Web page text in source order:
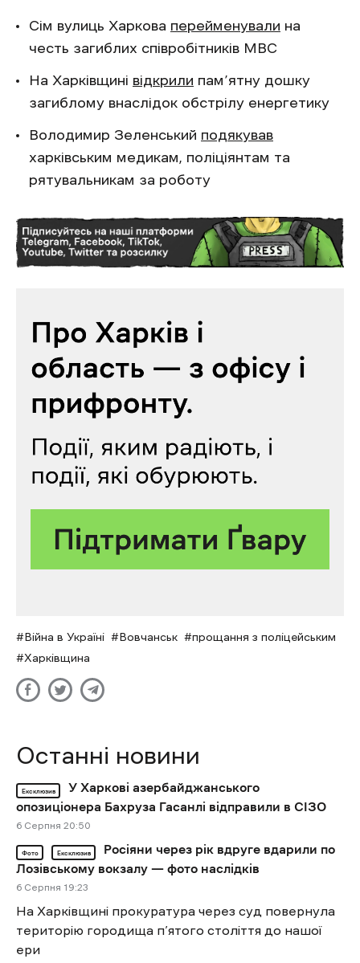
Сім вулиць Харкова перейменували на
честь загиблих співробітників МВС
На Харківщині відкрили пам’ятну дошку
загиблому внаслідок обстрілу енергетику
Володимир Зеленський подякував
харківським медикам, поліціянтам та
рятувальникам за роботу
Війна в Україні Вовчанськ
прощання з поліцейським
Харківщина
Останні новини
Ексклюзив
У Харкові азербайджанського
опозиціонера Бахруза Гасанлі відправили в СІЗО
6 Cерпня 20:50
Фото Ексклюзив
Росіяни через рік вдруге вдарили по
Лозівському вокзалу — фото наслідків
6 Cерпня 19:23
На Харківщині прокуратура через суд повернула
територію городища п’ятого століття до нашої
ери